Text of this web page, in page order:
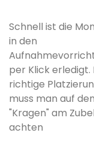
Schnell ist die
in den
per Klick erledigt.
richtige
muss man auf
"Kragen" am
achten